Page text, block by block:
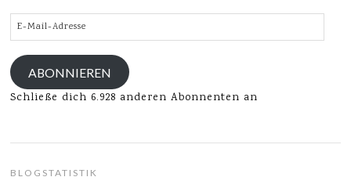
E-
Mail-
Adresse
ABONNIEREN
Schließe dich 6.928 anderen Abonnenten an
BLOGSTATISTIK